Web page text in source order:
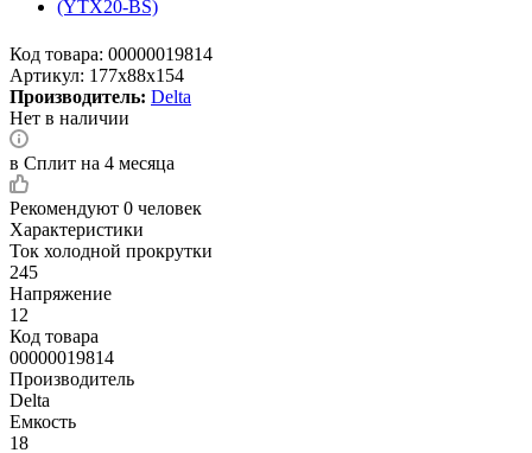
Код товара: 00000019814
Артикул: 177x88x154
Производитель: Delta
Нет в наличии
в Сплит на 4 месяца
Рекомендуют 0 человек
Характеристики
Ток холодной прокрутки
245
Напряжение
12
Код товара
00000019814
Производитель
Delta
Емкость
18